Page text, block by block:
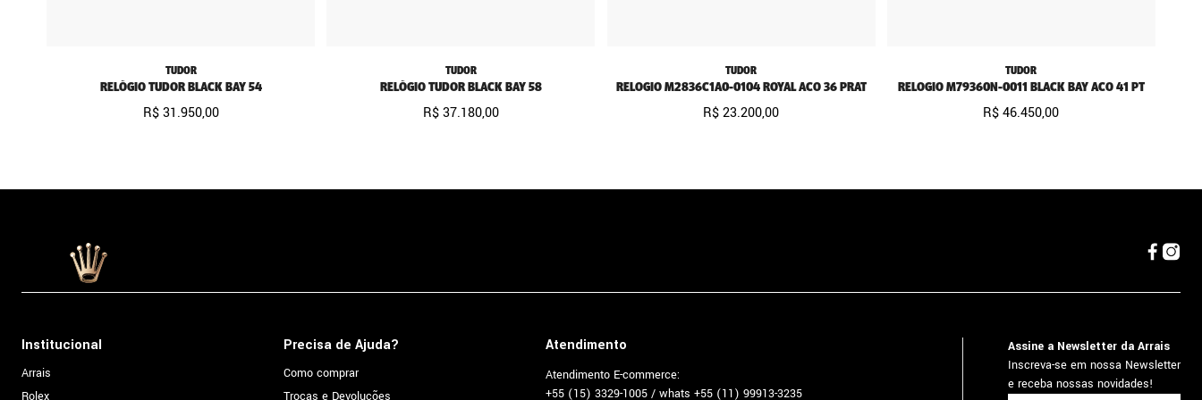
TUDOR
RELÓGIO TUDOR BLACK BAY 54
R$ 31.950,00
TUDOR
RELÓGIO TUDOR BLACK BAY 58
R$37.180,00
TUDOR
RELOGIO M2836C1A0-0104 ROYAL ACO 36 PRAT
R$23.200,00
TUDOR
RELOGIO M79360N-0011 BLACK BAY ACO 41 PT
R$ 46.450,00
Institucional
Arrais
Rolex
Precisa de Ajuda?
Como comprar
Trocas e Devoluções
Atendimento
Atendimento E-commerce:
+55 (15) 3329-1005 / whats +55 (11) 99913-3235
Assine a Newsletter da Arrais
Inscreva-se em nossa Newsletter
e receba nossas novidades!